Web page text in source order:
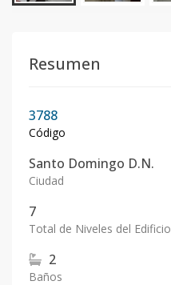
Resumen
3788
Código
Santo Domingo D.N.
Ciudad
7
Total de Niveles del Edificio
2
Baños